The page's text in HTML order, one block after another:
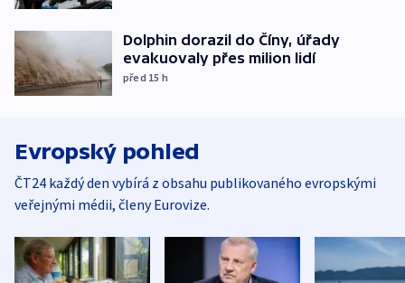
Dolphin dorazil do Číny, úřady
evakuovaly přes milion lidí
před 15 h
Evropský pohled
ČT24 každý den vybírá z obsahu publikovaného evropskými
veřejnými médii, členy Eurovize.